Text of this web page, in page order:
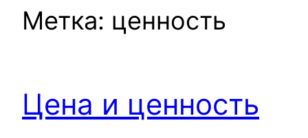
Метка: ценность
Цена и ценность